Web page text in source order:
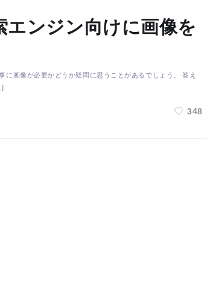
エンジン向けに画像を
画像が必要かどうか疑問に思うことがあるでしょう。 答え
348